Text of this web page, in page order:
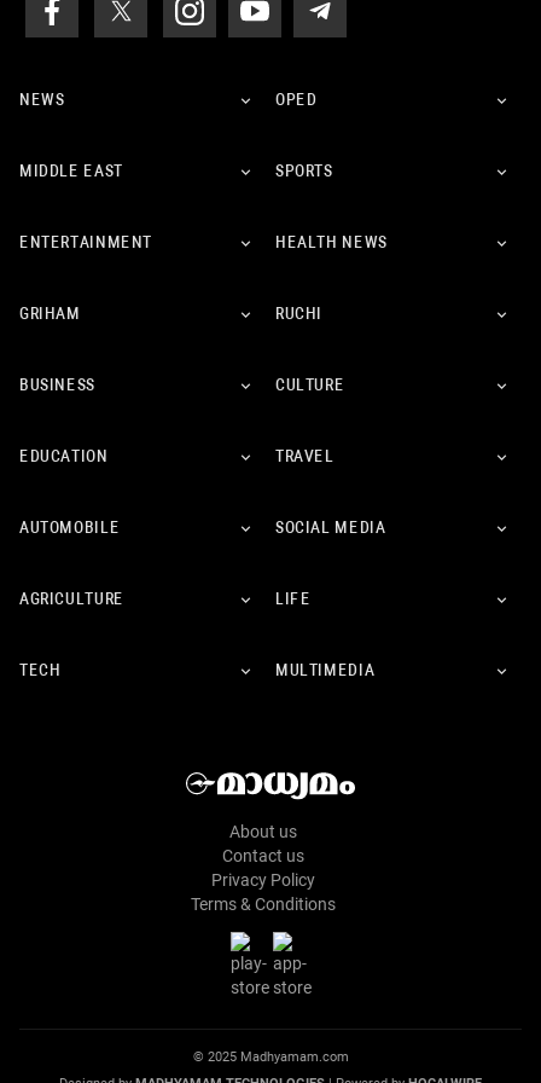
NEWS OPED
MIDDLE EAST SPORTS
ENTERTAINMENT HEALTH NEWS
GRIHAM RUCHI
BUSINESS CULTURE
EDUCATION TRAVEL
AUTOMOBILE SOCIAL MEDIA
AGRICULTURE LIFE
TECH MULTIMEDIA
About us
Contact us
Privacy Policy
Terms & Conditions
© 2025 Madhyamam.com